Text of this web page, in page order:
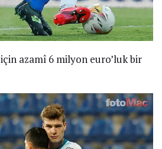
azamî 6 milyon euro’luk bir